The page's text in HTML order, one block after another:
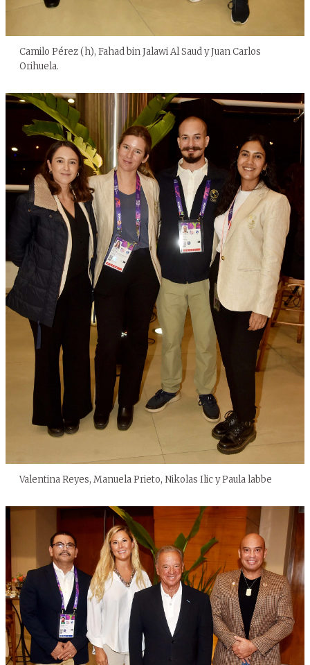
Camilo Pérez (h), Fahad bin Jalawi Al Saud y Juan Carlos
Orihuela.
Valentina Reyes, Manuela Prieto, Nikolas Ilic y Paula labbe